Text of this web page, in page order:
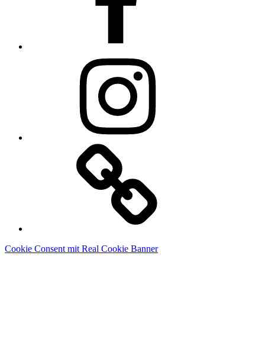
Cookie Consent mit Real Cookie Banner